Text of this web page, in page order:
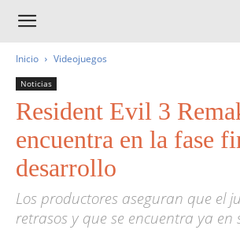
Inicio Videojuegos
Noticias
Resident Evil 3
encuentra en la fase
desarrollo
Los productores aseguran que el
retrasos y que se encuentra ya en